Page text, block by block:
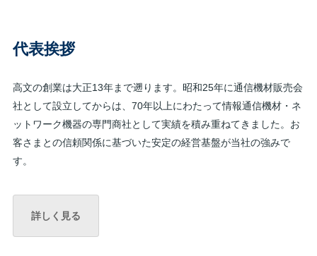
代表挨拶
高文の創業は大正13年まで遡ります。昭和25年に通信機材販売会
社として設立してからは、70年以上にわたって情報通信機材・ネ
ットワーク機器の専門商社として実績を積み重ねてきました。お
客さまとの信頼関係に基づいた安定の経営基盤が当社の強みで
す。
詳しく見る